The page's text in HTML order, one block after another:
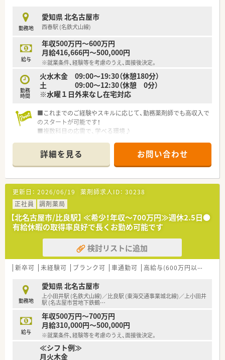
勤務地
愛知県 北名古屋市
西春駅 (名鉄犬山線)
給与
年収500万円～600万円
月給416,666円～500,000円
※就業条件、経験等を考慮のうえ、面接後決定。
勤務
時間
火水木金 09:00～19:30（休憩180分）
土 09:00～12:30（休憩 0分）
※水曜１日外来なし在宅対応
■これまでのご経験やスキルに応じて、勤務薬剤師でも高収入で
のスタートが可能です！
■複数科目の応需で、学べる環境♪
詳細を見る お問い合わせ
更新日： 2026/06/19 薬剤師求人ID： 30238
正社員
調剤薬局
【北名古屋市/比良駅】 ≪希少！年収～700万円≫週休2.5日●
有給休暇の取得率良好で長くお勤め可能です
検討リストに追加
新卒可 未経験可 ブランク可 車通勤可 高給与(600万円以上)
勤務地
愛知県 北名古屋市
上小田井駅 (名鉄犬山線)／比良駅 (東海交通事業城北線)／上小田井
駅 (名古屋市営地下鉄鶴…
給与
年収500万円～700万円
月給310,000円～500,000円
※就業条件、経験等を考慮のうえ、面接後決定。
≪シフト例≫
月火木金